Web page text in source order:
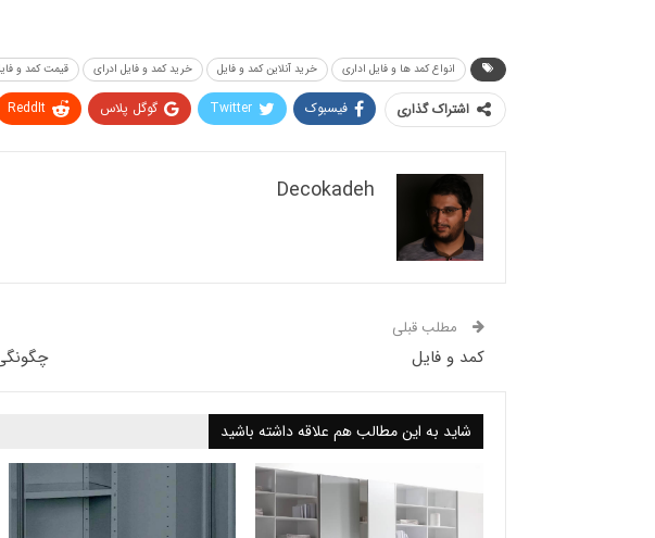
انواع کمد ها و فایل اداری خرید آنلاین کمد و فایل خرید کمد و فایل ادرای قیمت کمد و
اشتراک گذاری فیسبوک Twitter گوگل پلاس ReddIt
Decokadeh
مطلب قبلی
کمد و فایل
شاید به این مطالب هم علاقه داشته باشید